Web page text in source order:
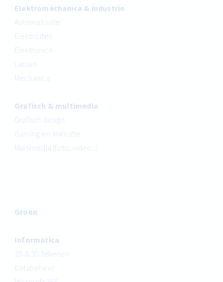
Elektromechanica & industrie
Automatisatie
Elektriciteit
Elektronica
Lassen
Mechanica
Grafisch & multimedia
Grafisch design
Gaming en animatie
Multimedia (foto, video...)
Groen
Informatica
2D & 3D tekenen
Databeheer